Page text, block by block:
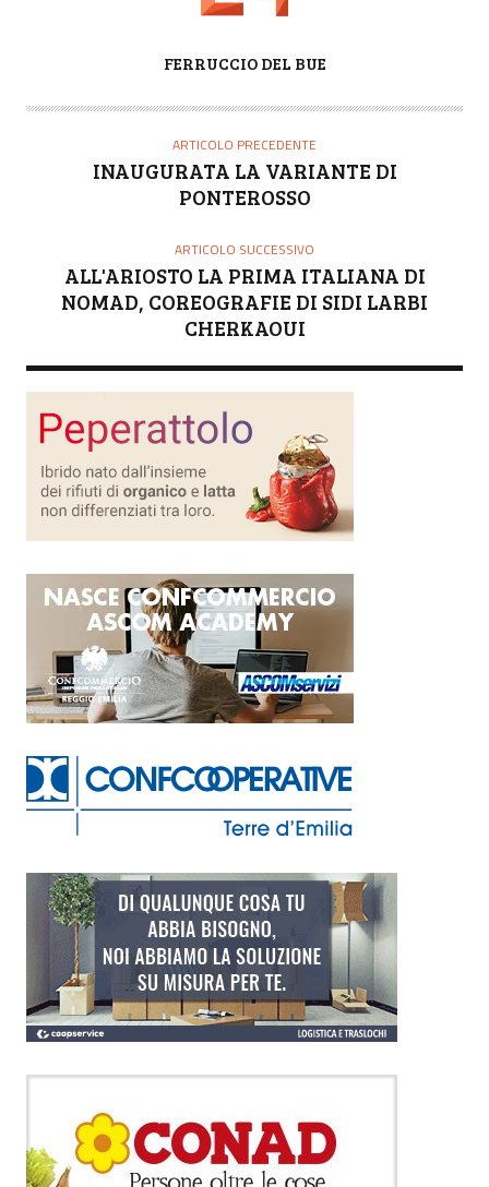
T
FERRUCCIO DEL BUE
ARTICOLO PRECEDENTE
INAUGURATA LA VARIANTE DI
PONTEROSSO
ARTICOLO SUCCESSIVO
ALL'ARIOSTO LA PRIMA ITALIANA DI
NOMAD, COREOGRAFIE DI SIDI LARBI
CHERKAOUI